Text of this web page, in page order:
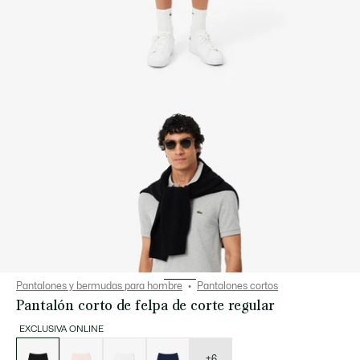
Pantalones y bermudas para hombre Pantalones cortos
Pantalón corto de felpa de corte regular
EXCLUSIVA ONLINE
variaciones